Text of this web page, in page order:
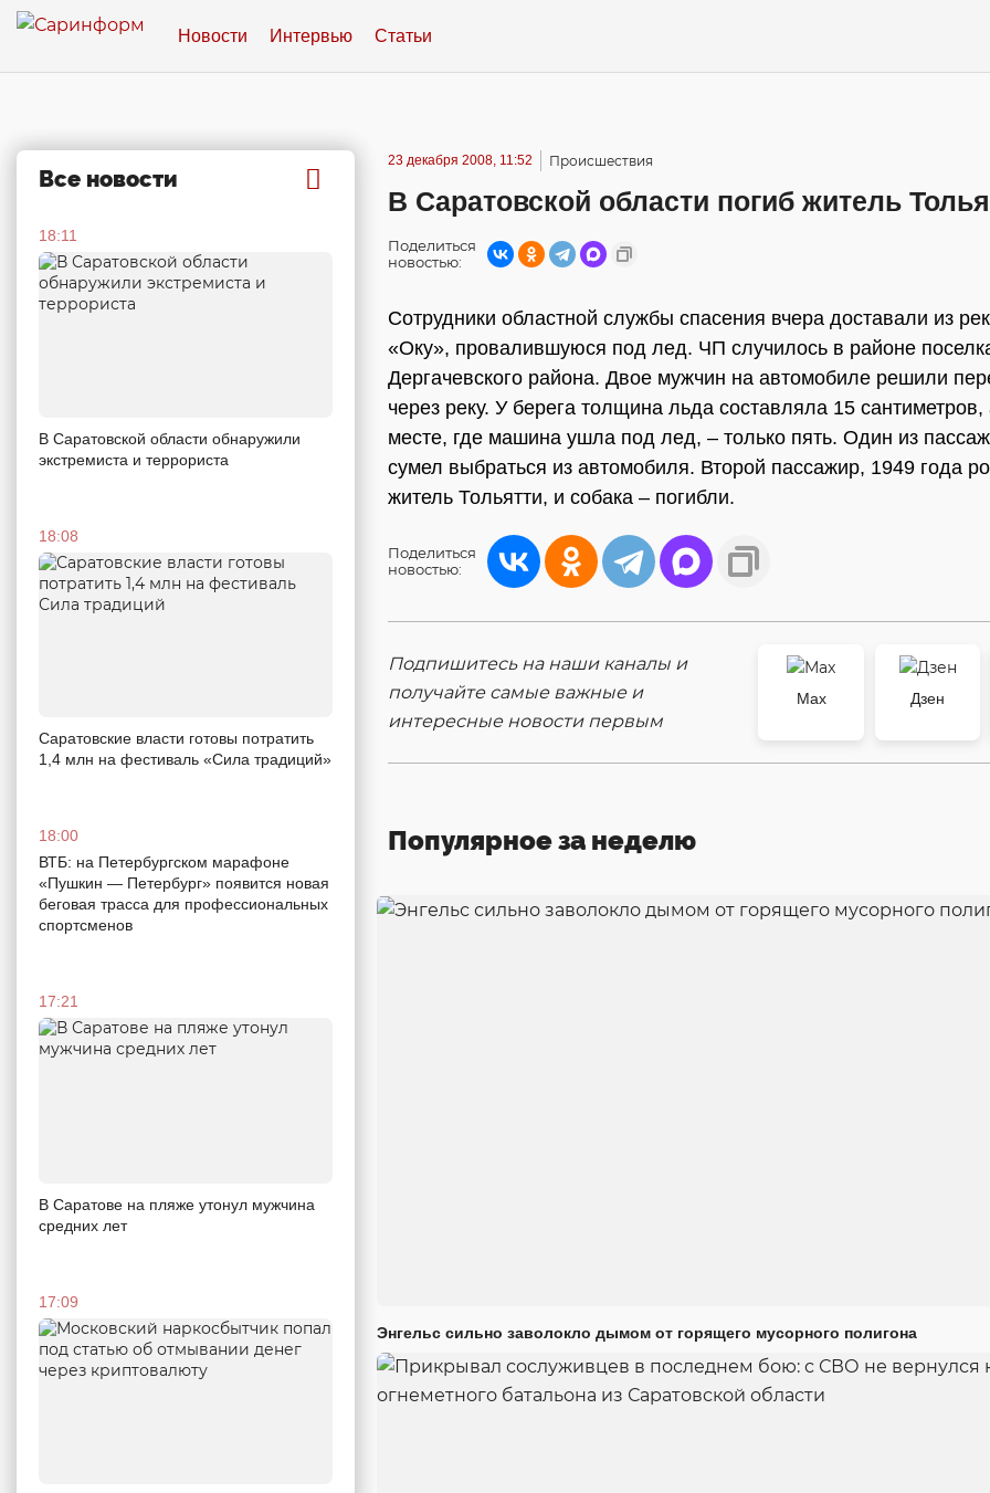
Новости Интервью Статьи
Все новости
18:11
В Саратовской области обнаружили
экстремиста и террориста
18:08
Саратовские власти готовы потратить
1,4 млн на фестиваль «Сила традиций»
18:00
ВТБ: на Петербургском марафоне
«Пушкин — Петербург» появится новая
беговая трасса для профессиональных
спортсменов
17:21
В Саратове на пляже утонул мужчина
средних лет
17:09
23 декабря 2008, 11:52 Происшествия
В Саратовской области погиб житель
Поделиться
новостью:
Сотрудники областной службы спасения вчера доставали из
«Оку», провалившуюся под лед. ЧП случилось в районе
Дергачевского района. Двое мужчин на автомобиле решили
через реку. У берега толщина льда составляла 15 сантиметров,
месте, где машина ушла под лед, – только пять. Один из
сумел выбраться из автомобиля. Второй пассажир, 1949 года
житель Тольятти, и собака – погибли.
Поделиться
новостью:
Подпишитесь на наши каналы и
получайте самые важные и
интересные новости первым
Max
Дзен
Популярное за неделю
Энгельс сильно заволокло дымом от горящего мусорного полигона